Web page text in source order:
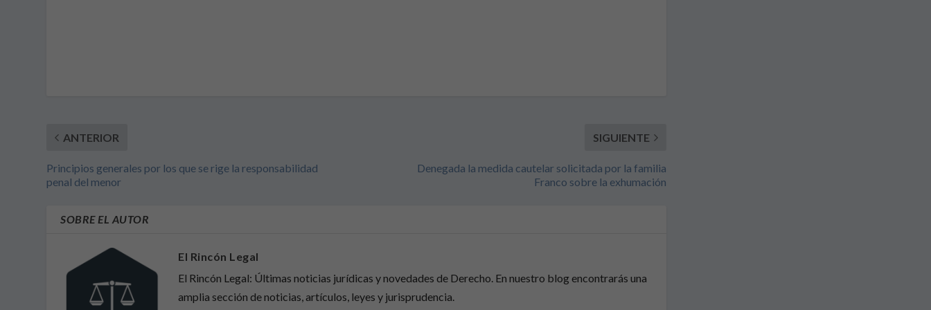
ANTERIOR
Principios generales por los que se rige la responsabilidad
penal del menor
SIGUIENTE
Denegada la medida cautelar solicitada por la familia
Franco sobre la exhumación
SOBRE EL AUTOR
El Rincón Legal
El Rincón Legal: Últimas noticias jurídicas y novedades de Derecho. En nuestro blog encontrarás una
amplia sección de noticias, artículos, leyes y jurisprudencia.